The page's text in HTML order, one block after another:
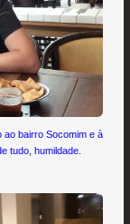
ao bairro Socomim e à
tudo, humildade.